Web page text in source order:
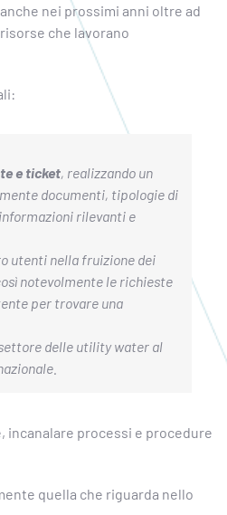
nei prossimi anni oltre ad
che lavorano
e ticket, realizzando un
documenti, tipologie di
rilevanti e
utenti nella fruizione dei
notevolmente le richieste
per trovare una
delle utility water al
processi e procedure
quella che riguarda nello